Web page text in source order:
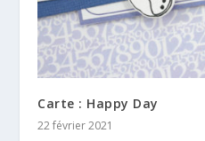
Carte : Happy Day
22 février 2021